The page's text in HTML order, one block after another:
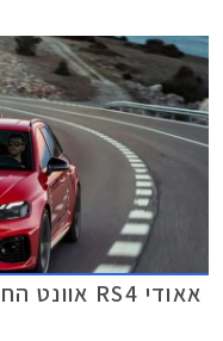
אאודי RS4 אוונט החדשה 2020 נחשפת